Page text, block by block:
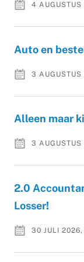
4 AUGUSTUS
Auto en
3
Alleen maar
3 AUGUSTUS
2.0
Losser!
30 JULI 2026,